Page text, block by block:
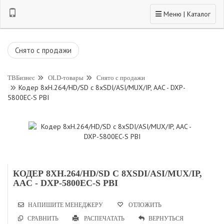
Toggle navigation
Меню | Каталог
Снято с продажи
ТВБизнес OLD-товары Снято с продажи
Кодер 8xH.264/HD/SD с 8xSDI/ASI/MUX/IP, AAC - DXP-
5800EC-S PBI
КОДЕР 8XH.264/HD/SD С 8XSDI/ASI/MUX/IP,
AAC - DXP-5800EC-S PBI
НАПИШИТЕ МЕНЕДЖЕРУ
ОТЛОЖИТЬ
СРАВНИТЬ
РАСПЕЧАТАТЬ ВЕРНУТЬСЯ